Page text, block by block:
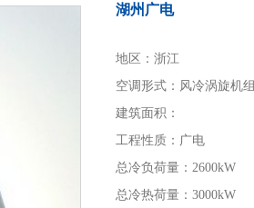
湖州广电
地区：浙江
空调形式：风冷涡旋机组
建筑面积：
工程性质：广电
总冷负荷量：2600kW
总冷热荷量：3000kW